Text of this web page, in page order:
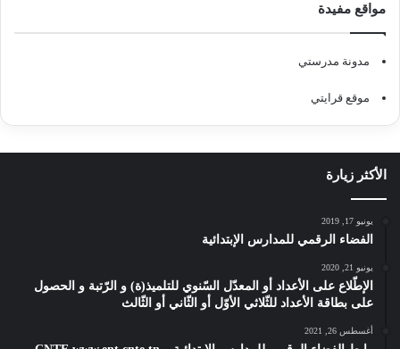
مواقع مفيدة
مدونة مدرستي
موقع قرايتي
الأكثر زيارة
يونيو 17, 2019
الفضاء الرقمي للمدارس الإبتدائية
يونيو 21, 2020
الإطّلاع على الأعداد أو المعدّل السّنوي للتلميذ(ة) و الرّتبة و الحصول
على بطاقة الأعداد للثّلاثي الأوّل أو الثّاني أو الثّالث
أغسطس 26, 2021